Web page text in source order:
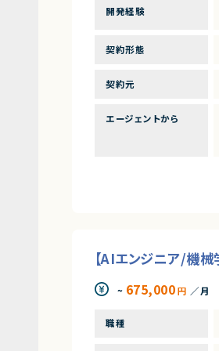
開発経験
契約形態
契約元
エージェントから
【AIエンジニア/機
~ 675,000円 ／月
職種